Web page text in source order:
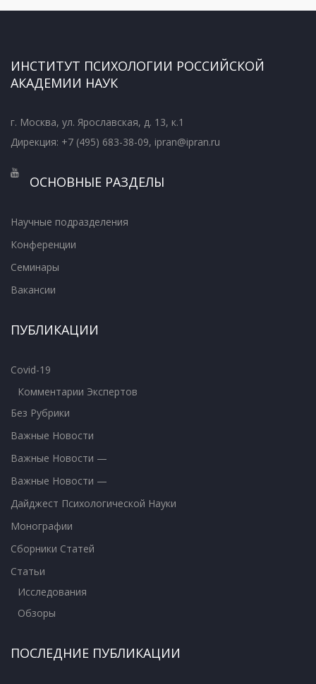
ИНСТИТУТ ПСИХОЛОГИИ РОССИЙСКОЙ
АКАДЕМИИ НАУК
г. Москва, ул. Ярославская, д. 13, к.1
Дирекция: +7 (495) 683-38-09, ipran@ipran.ru
ОСНОВНЫЕ РАЗДЕЛЫ
Научные подразделения
Конференции
Семинары
Вакансии
ПУБЛИКАЦИИ
Covid-19
Комментарии Экспертов
Без Рубрики
Важные Новости
Важные Новости —
Важные Новости —
Дайджест Психологической Науки
Монографии
Сборники Статей
Статьи
Исследования
Обзоры
ПОСЛЕДНИЕ ПУБЛИКАЦИИ